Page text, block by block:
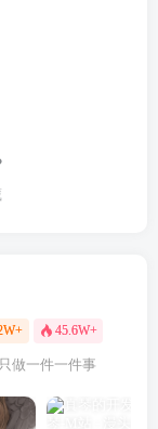
45.6W+
做一件一件事